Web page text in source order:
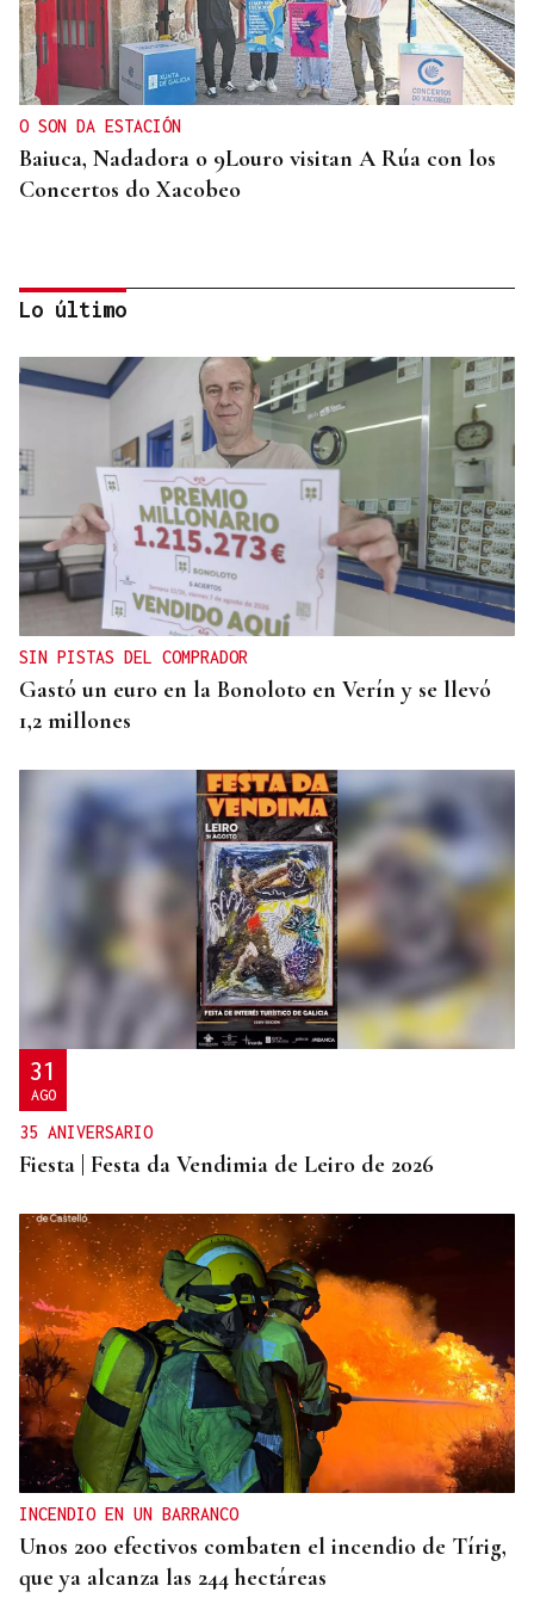
O SON DA ESTACIÓN
Baiuca, Nadadora o 9Louro visitan A Rúa con los
Concertos do Xacobeo
ASOCIACIONES EMPRESARIALES
La Asociación Empresarial de Valdeorras busca
continuar con la línea actual de promoción
Lo último
SIN PISTAS DEL COMPRADOR
Gastó un euro en la Bonoloto en Verín y se llevó
1,2 millones
31
AGO
35 ANIVERSARIO
Fiesta | Festa da Vendimia de Leiro de 2026
INCENDIO EN UN BARRANCO
Unos 200 efectivos combaten el incendio de Tírig,
que ya alcanza las 244 hectáreas